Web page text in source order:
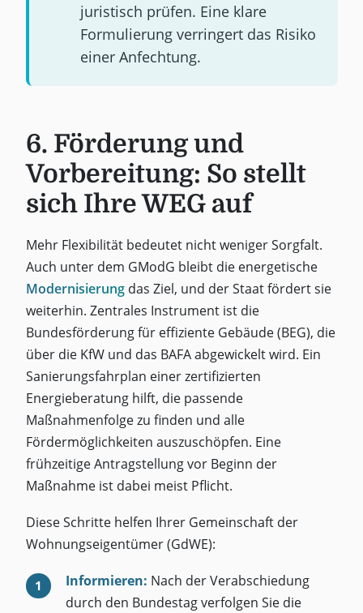
juristisch prüfen. Eine klare
Formulierung verringert das Risiko
einer Anfechtung.
6. Förderung und
Vorbereitung: So stellt
sich Ihre WEG auf
Mehr Flexibilität bedeutet nicht weniger Sorgfalt.
Auch unter dem GModG bleibt die energetische
Modernisierungdas Ziel, und der Staat fördert sie
weiterhin. Zentrales Instrument ist die
Bundesförderung für effiziente Gebäude (BEG), die
über die KfW und das BAFA abgewickelt wird. Ein
Sanierungsfahrplan einer zertifizierten
Energieberatung hilft, die passende
Maßnahmenfolge zu finden und alle
Fördermöglichkeiten auszuschöpfen. Eine
frühzeitige Antragstellung vor Beginn der
Maßnahme ist dabei meist Pflicht.
Diese Schritte helfen Ihrer Gemeinschaft der
Wohnungseigentümer (GdWE):
Informieren: Nach der Verabschiedung
durch den Bundestag verfolgen Sie die